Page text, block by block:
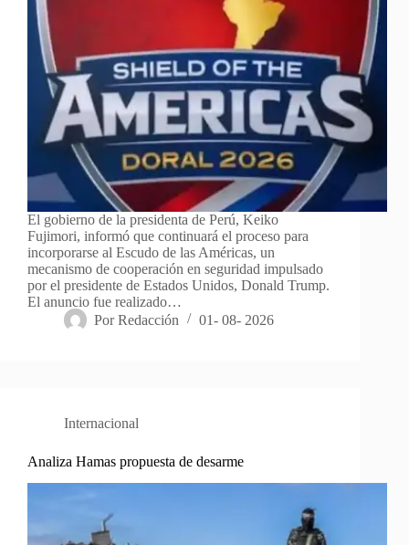
El gobierno de la presidenta de Perú, Keiko
Fujimori, informó que continuará el proceso para
incorporarse al Escudo de las Américas, un
mecanismo de cooperación en seguridad impulsado
por el presidente de Estados Unidos, Donald Trump.
El anuncio fue realizado…
Por Redacción 01- 08- 2026
Internacional
Analiza Hamas propuesta de desarme